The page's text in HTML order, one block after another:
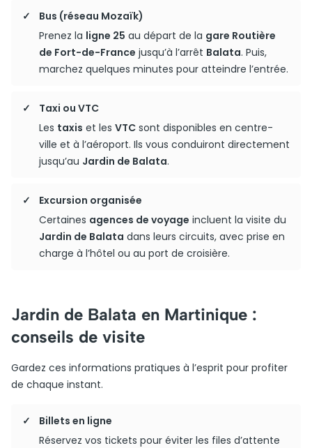
Bus (réseau Mozaïk)
Prenez la ligne 25 au départ de la gare Routière
de Fort-de-France jusqu’à l’arrêt Balata. Puis,
marchez quelques minutes pour atteindre l’entrée.
Taxi ou VTC
Les taxis et les VTC sont disponibles en centre-
ville et à l’aéroport. Ils vous conduiront directement
jusqu’au Jardin de Balata.
Excursion organisée
Certaines agences de voyage incluent la visite du
Jardin de Balata dans leurs circuits, avec prise en
charge à l’hôtel ou au port de croisière.
Jardin de Balata en Martinique :
conseils de visite
Gardez ces informations pratiques à l’esprit pour profiter
de chaque instant.
Billets en ligne
Réservez vos tickets pour éviter les files d’attente